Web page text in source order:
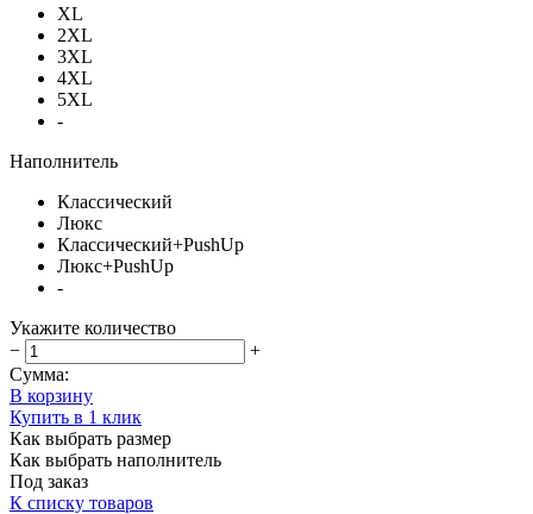
XL
2XL
3XL
4XL
5XL
-
Наполнитель
Классический
Люкс
Классический+PushUp
Люкс+PushUp
-
Укажите количество
−
+
Сумма:
В корзину
Купить в 1 клик
Как выбрать размер
Как выбрать наполнитель
Под заказ
К списку товаров